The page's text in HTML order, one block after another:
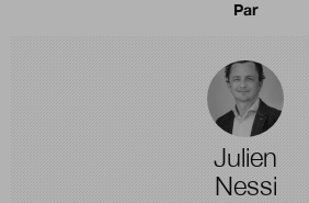
Par
Julien
Nessi